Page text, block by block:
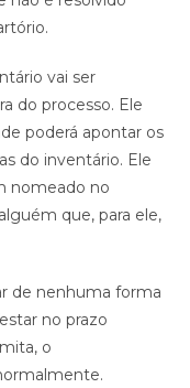
vai ser
do processo. Ele
poderá apontar os
do inventário. Ele
nomeado no
que, para ele,
de nenhuma forma
no prazo
o